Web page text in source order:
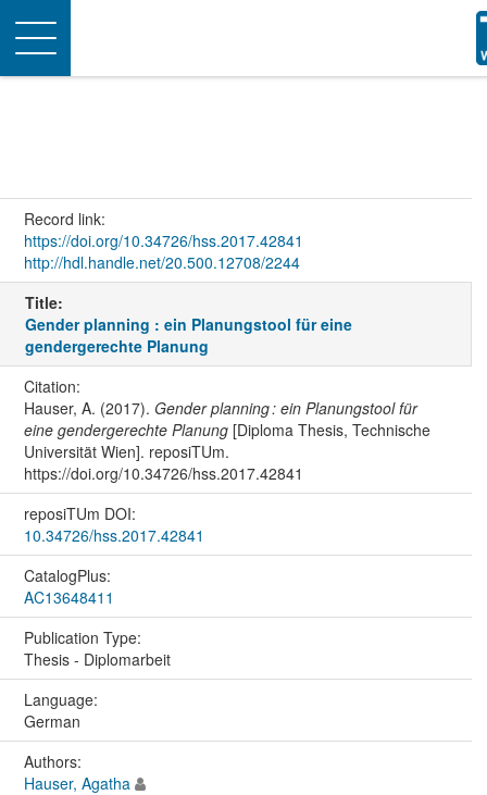
Toggle
navigation
Record link:
https://doi.org/10.34726/hss.2017.42841
http://hdl.handle.net/20.500.12708/2244
Title:
Gender planning : ein Planungstool für eine
gendergerechte Planung
Citation:
Hauser, A. (2017). Gender planning : ein Planungstool für
eine gendergerechte Planung[Diploma Thesis, Technische
Universität Wien]. reposiTUm.
https://doi.org/10.34726/hss.2017.42841
reposiTUm DOI:
10.34726/hss.2017.42841
CatalogPlus:
AC13648411
Publication Type:
Thesis - Diplomarbeit
Language:
German
Authors:
Hauser, Agatha